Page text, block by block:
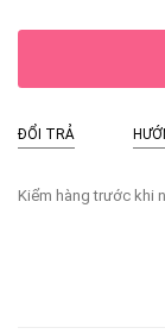
ĐỔI TRẢ
Kiểm hàng trước khi